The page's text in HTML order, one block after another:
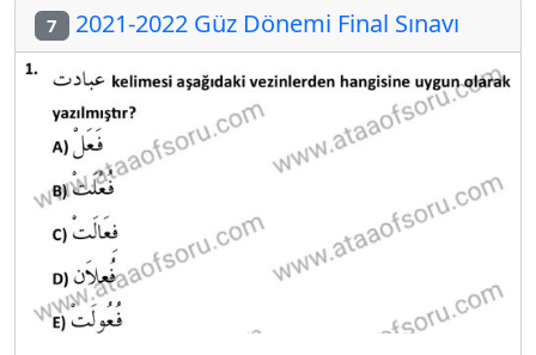
7 2021-2022 Güz Dönemi Final Sınavı